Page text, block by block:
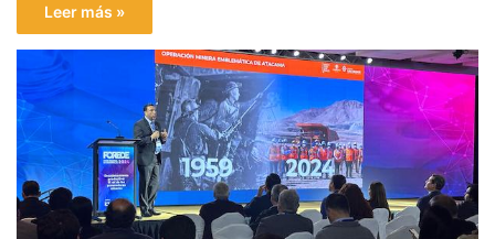
Leer más »